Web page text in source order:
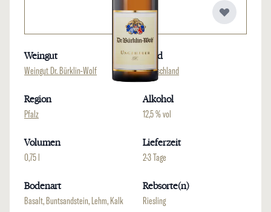
Weingut
Weingut Dr. Bürklin-Wolf
Land
Deutschland
Region
Pfalz
Alkohol
12,5 % vol
Volumen
0,75 l
Lieferzeit
2-3 Tage
Bodenart
Basalt, Buntsandstein, Lehm, Kalk
Rebsorte(n)
Riesling